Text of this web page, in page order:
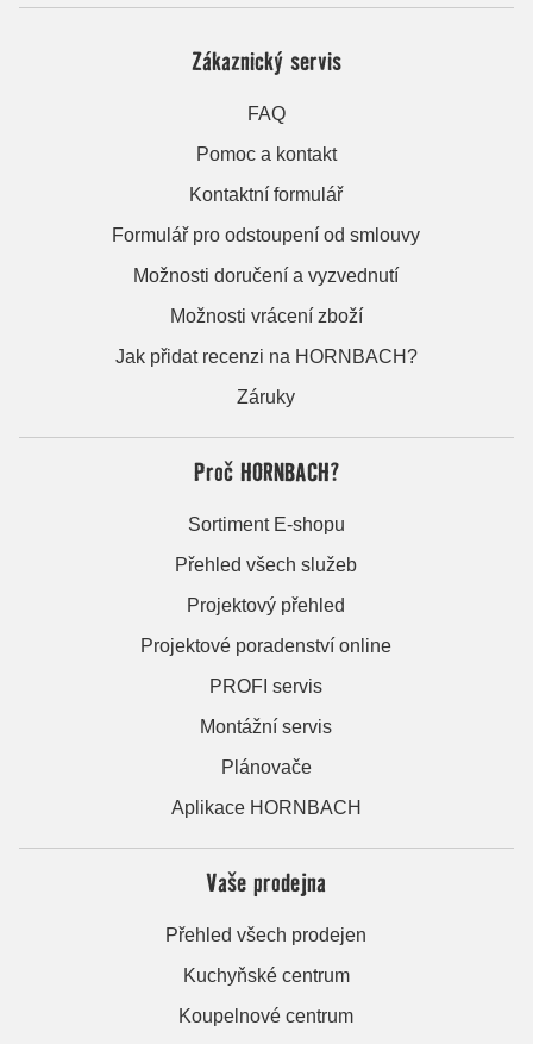
Zákaznický servis
FAQ
Pomoc a kontakt
Kontaktní formulář
Formulář pro odstoupení od smlouvy
Možnosti doručení a vyzvednutí
Možnosti vrácení zboží
Jak přidat recenzi na HORNBACH?
Záruky
Proč HORNBACH?
Sortiment E-shopu
Přehled všech služeb
Projektový přehled
Projektové poradenství online
PROFI servis
Montážní servis
Plánovače
Aplikace HORNBACH
Vaše prodejna
Přehled všech prodejen
Kuchyňské centrum
Koupelnové centrum